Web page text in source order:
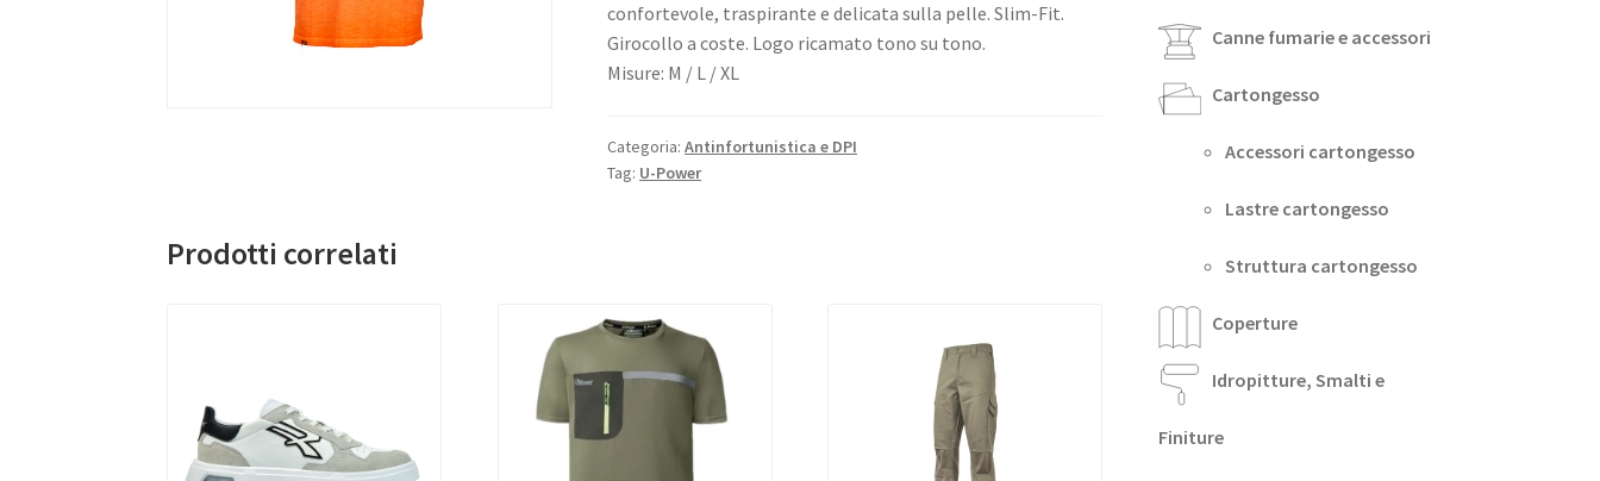
confortevole, traspirante e delicata sulla pelle. Slim-Fit.
Girocollo a coste. Logo ricamato tono su tono.
Misure: M / L / XL
Categoria:Antinfortunistica e DPI
Tag: U-Power
Prodotti correlati
Canne fumarie e accessori
Cartongesso
Accessori cartongesso
Lastre cartongesso
Struttura cartongesso
Coperture
Idropitture, Smalti e
Finiture